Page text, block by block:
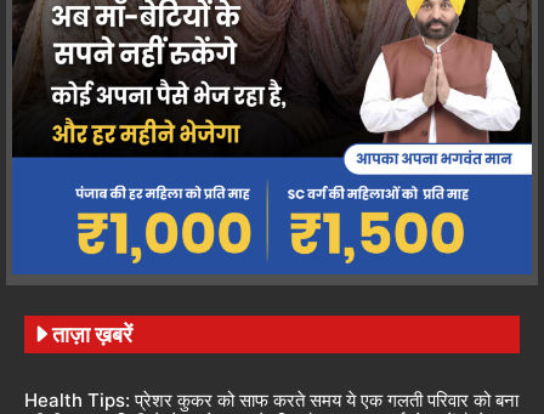
ताज़ा ख़बरें
Health Tips: प्रेशर कुकर को साफ करते समय ये एक गलती परिवार को बना